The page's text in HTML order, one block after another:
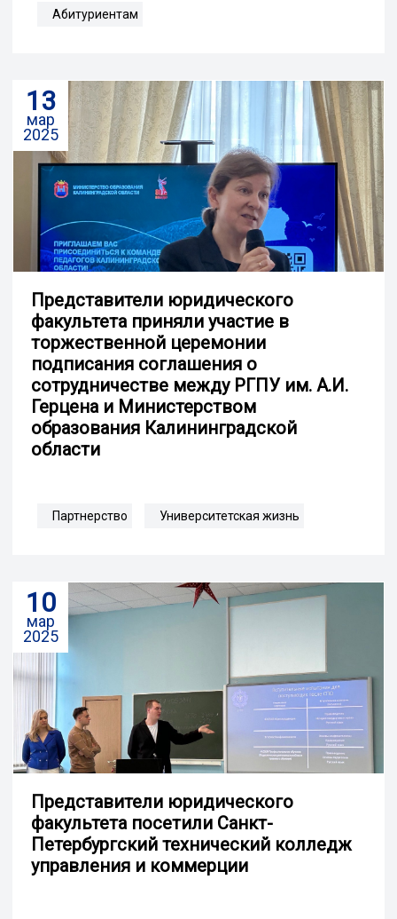
Абитуриентам
13
мар
2025
Представители юридического
факультета приняли участие в
торжественной церемонии
подписания соглашения о
сотрудничестве между РГПУ им. А.И.
Герцена и Министерством
образования Калининградской
области
Партнерство Университетская жизнь
10
мар
2025
Представители юридического
факультета посетили Санкт-
Петербургский технический колледж
управления и коммерции